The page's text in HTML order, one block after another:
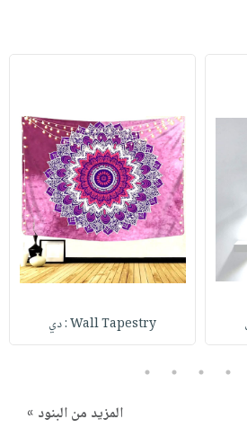
Wall Tapestry : دي
2
3
4
5
المزيد من البنود »